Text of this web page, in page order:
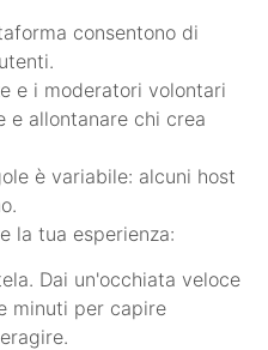
consentono di
e i moderatori volontari
e allontanare chi crea
è variabile: alcuni host
la tua esperienza:
Dai un'occhiata veloce
minuti per capire